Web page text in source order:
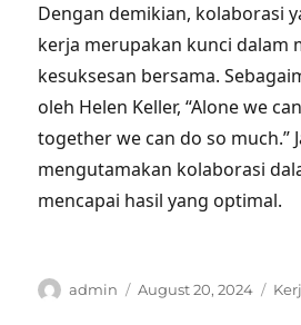
Dengan demikian, kolaborasi
kerja merupakan kunci dalam
kesuksesan bersama.
oleh Helen Keller, “Alone we
together we can do so much.”
mengutamakan kolaborasi
mencapai hasil yang optimal.
Author
admin
Posted
August 20, 2024